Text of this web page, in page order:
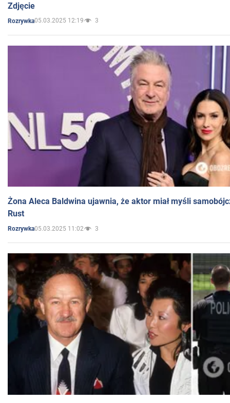
Zdjęcie
Rozrywka05.03.2025 12:19 3
Żona Aleca Baldwina ujawnia, że aktor miał myśli
Rust
Rozrywka05.03.2025 11:02 3